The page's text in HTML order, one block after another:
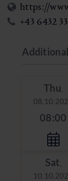
https://
+43 6432
Thu
08:00
Sat